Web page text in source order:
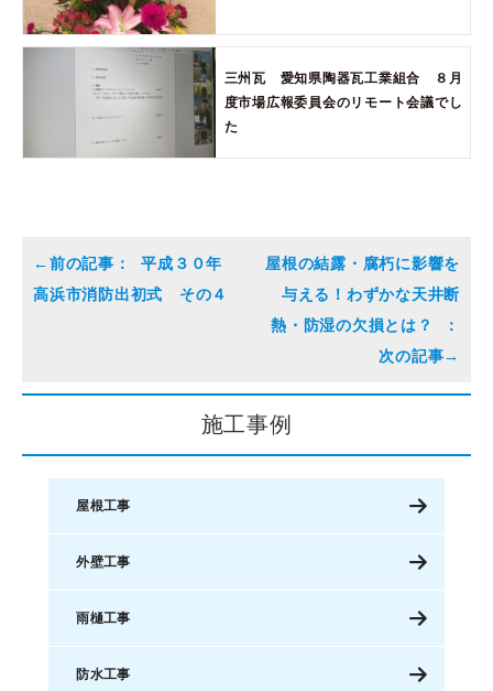
三州瓦 愛知県陶器瓦工業組合 ８月
度市場広報委員会のリモート会議でし
た
平成３０年
高浜市消防出初式 その４
屋根の結露・腐朽に影響を
与える！わずかな天井断
熱・防湿の欠損とは？
施工事例
屋根工事
外壁工事
雨樋工事
防水工事